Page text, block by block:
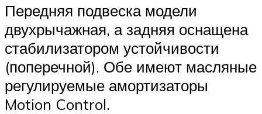
Передняя подвеска модели
двухрычажная, а задняя оснащена
стабилизатором устойчивости
(поперечной). Обе имеют масляные
регулируемые амортизаторы
Motion Control.